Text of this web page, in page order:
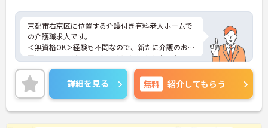
京都市右京区に位置する介護付き有料老人ホームで
の介護職求人です。
＜無資格OK＞経験も不問なので、新たに介護のお仕
事にチャレンジしてみたい方にもおすすめです。
＜最寄駅からも徒歩圏内＞毎日の通勤にも便利で
す。
＜24時間看護師が常駐＞介護業務に集中して取り組
むことができます！
ご興味のある方には、面接対策ポイント等、さらに
詳細をお話ししますのでお気軽にご相談ください！
詳細を見る 無料 紹介してもらう